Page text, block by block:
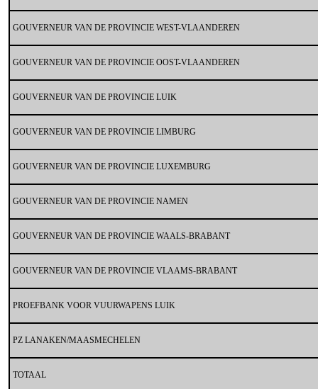
GOUVERNEUR VAN DE PROVINCIE WEST-VLAANDEREN
GOUVERNEUR VAN DE PROVINCIE OOST-VLAANDEREN
GOUVERNEUR VAN DE PROVINCIE LUIK
GOUVERNEUR VAN DE PROVINCIE LIMBURG
GOUVERNEUR VAN DE PROVINCIE LUXEMBURG
GOUVERNEUR VAN DE PROVINCIE NAMEN
GOUVERNEUR VAN DE PROVINCIE WAALS-BRABANT
GOUVERNEUR VAN DE PROVINCIE VLAAMS-BRABANT
PROEFBANK VOOR VUURWAPENS LUIK
PZ LANAKEN/MAASMECHELEN
TOTAAL